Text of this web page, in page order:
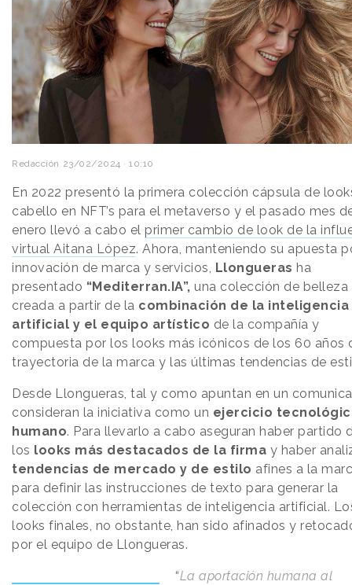
Redacción 23/02/2024 · 10:10
En 2022 presentó la primera colección cápsula de
cabello en NFT’s para el metaverso y el pasado mes
enero llevó a cabo el primer cambio de look de la
virtual Aitana López. Ahora, manteniendo su apuesta
innovación de marca y servicios, Llongueras ha
presentado “Mediterran.IA”, una colección de belleza
creada a partir de la combinación de la inteligencia
artificial y el equipo artístico de la compañía y
compuesta por los looks más icónicos de los 60 años
trayectoria de la marca y las últimas tendencias de
Desde Llongueras, tal y como apuntan en un
consideran la iniciativa como un ejercicio
humano. Para llevarlo a cabo aseguran haber partido
los looks más destacados de la firma y haber
tendencias de mercado y de estilo afines a la
para definir las instrucciones de texto para generar la
colección con herramientas de inteligencia artificial.
looks finales, no obstante, han sido afinados y
por el equipo de Llongueras.
“La aportación humana al